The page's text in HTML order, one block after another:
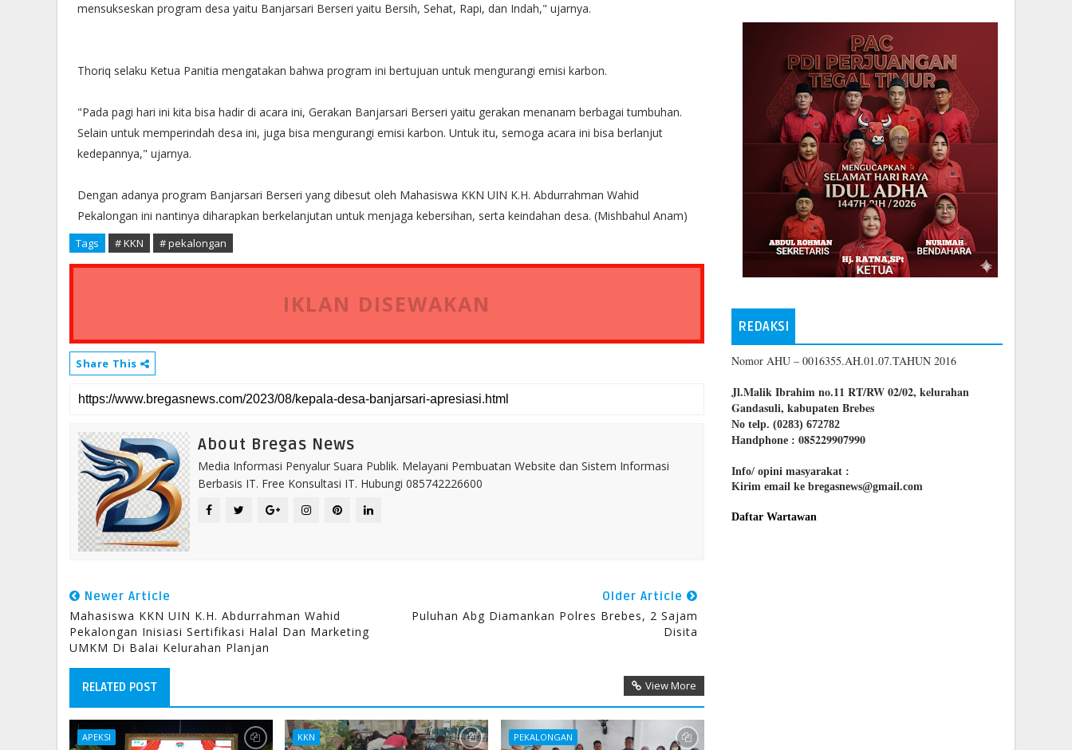
mensukseskan program desa yaitu Banjarsari Berseri yaitu Bersih, Sehat, Rapi, dan Indah," ujarnya.
Thoriq selaku Ketua Panitia mengatakan bahwa program ini bertujuan untuk mengurangi emisi karbon.
"Pada pagi hari ini kita bisa hadir di acara ini, Gerakan Banjarsari Berseri yaitu gerakan menanam berbagai tumbuhan.
Selain untuk memperindah desa ini, juga bisa mengurangi emisi karbon. Untuk itu, semoga acara ini bisa berlanjut
kedepannya," ujarnya.
Dengan adanya program Banjarsari Berseri yang dibesut oleh Mahasiswa KKN UIN K.H. Abdurrahman Wahid
Pekalongan ini nantinya diharapkan berkelanjutan untuk menjaga kebersihan, serta keindahan desa. (Mishbahul Anam)
Tags # KKN # pekalongan
IKLAN DISEWAKAN
Share This
About Bregas News
Media Informasi Penyalur Suara Publik. Melayani Pembuatan Website dan Sistem Informasi
Berbasis IT. Free Konsultasi IT. Hubungi 085742226600
Newer Article
Mahasiswa KKN UIN K.H. Abdurrahman Wahid
Pekalongan Inisiasi Sertifikasi Halal Dan Marketing
UMKM Di Balai Kelurahan Planjan
Older Article
Puluhan Abg Diamankan Polres Brebes, 2 Sajam
Disita
RELATED POST View More
APEKSI KKN PEKALONGAN
REDAKSI
Nomor AHU – 0016355.AH.01.07.TAHUN 2016
Jl.Malik Ibrahim no.11 RT/RW 02/02, kelurahan
Gandasuli, kabupaten Brebes
No telp. (0283) 672782
Handphone : 085229907990
Info/ opini masyarakat :
Kirim email ke bregasnews@gmail.com
Daftar Wartawan